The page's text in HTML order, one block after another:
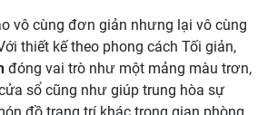
vô cùng đơn giản nhưng lại vô cùng
thiết kế theo phong cách Tối giản,
đóng vai trò như một mảng màu trơn,
sổ cũng như giúp trung hòa sự
đồ trang trí khác trong gian phòng.